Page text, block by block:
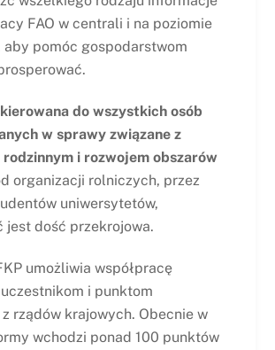
FAO w centrali i na poziomie
aby pomóc gospodarstwom
do wszystkich osób
w sprawy związane z
i rozwojem obszarów
organizacji rolniczych, przez
uniwersytetów,
jest dość przekrojowa.
umożliwia współpracę
i punktom
rządów krajowych. Obecnie w
wchodzi ponad 100 punktów